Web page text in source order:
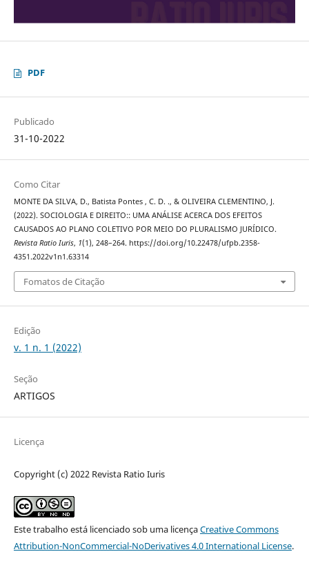
PDF
Publicado
31-10-2022
Como Citar
MONTE DA SILVA, D., Batista Pontes , C. D. ., & OLIVEIRA CLEMENTINO, J.
(2022). SOCIOLOGIA E DIREITO:: UMA ANÁLISE ACERCA DOS EFEITOS
CAUSADOS AO PLANO COLETIVO POR MEIO DO PLURALISMO JURÍDICO.
Revista Ratio Iuris, 1(1), 248–264. https://doi.org/10.22478/ufpb.2358-
4351.2022v1n1.63314
Fomatos de Citação
Edição
v. 1 n. 1 (2022)
Seção
ARTIGOS
Licença
Copyright (c) 2022 Revista Ratio Iuris
Este trabalho está licenciado sob uma licençaCreative Commons
Attribution-NonCommercial-NoDerivatives 4.0 International License.